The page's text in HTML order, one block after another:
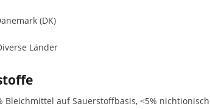
(DK)
Länder
Bleichmittel auf Sauerstoffbasis, <5%